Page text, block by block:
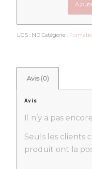
UGS : ND Catégorie :
Avis (0)
Avis
Il n’y a pas encore
Seuls les clients
produit ont la